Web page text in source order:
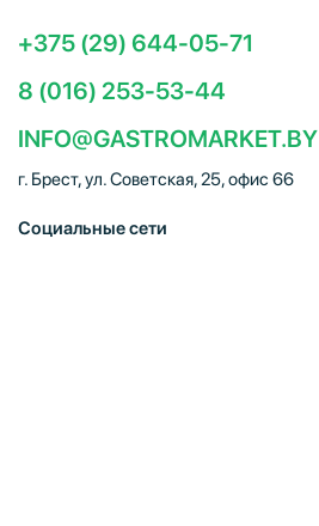
+375 (29) 644-05-71
8 (016) 253-53-44
INFO@GASTROMARKET.BY
г. Брест, ул. Советская, 25, офис 66
Социальные сети